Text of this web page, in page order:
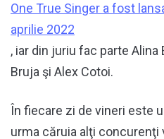
One True Singer a fost
aprilie 2022
, iar din juriu fac parte Alina
Bruja şi Alex Cotoi.
În fiecare zi de vineri este
urma căruia alţi concurenţi